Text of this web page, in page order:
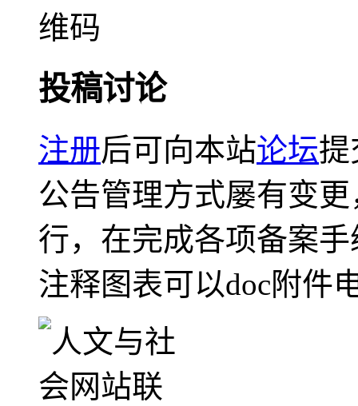
投稿讨论
注册后可向本站论坛提
公告管理方式屡有变
行，在完成各项备案
注释图表可以doc附件